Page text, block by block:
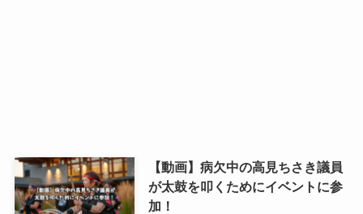
【動画】病欠中の高見ちさき議員
が太鼓を叩くためにイベントに参
加！